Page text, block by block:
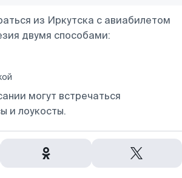
из Иркутска с авиабилетом
двумя способами:
могут встречаться
и лоукосты.